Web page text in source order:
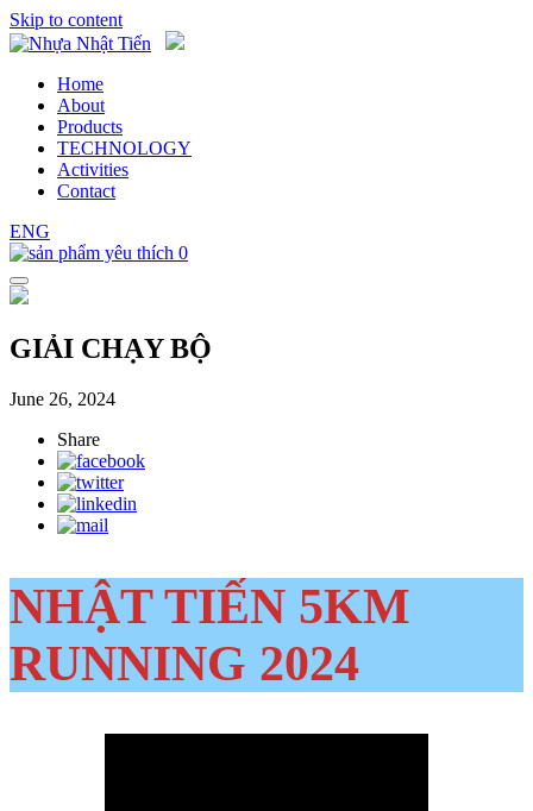
Skip to content
Home
About
Products
TECHNOLOGY
Activities
Contact
ENG
0
GIẢI CHẠY BỘ
June 26, 2024
Share
NHẬT TIẾN 5KM
RUNNING 2024